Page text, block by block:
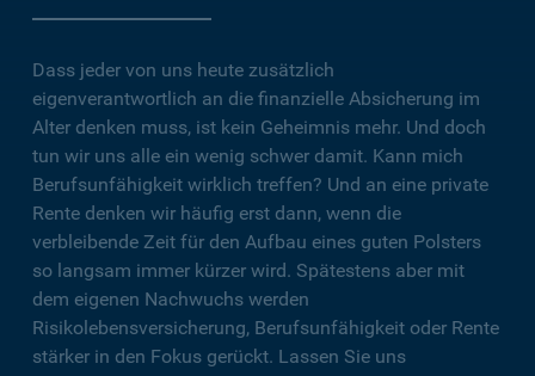
Dass jeder von uns heute zusätzlich
eigenverantwortlich an die finanzielle Absicherung im
Alter denken muss, ist kein Geheimnis mehr. Und doch
tun wir uns alle ein wenig schwer damit. Kann mich
Berufsunfähigkeit wirklich treffen? Und an eine private
Rente denken wir häufig erst dann, wenn die
verbleibende Zeit für den Aufbau eines guten Polsters
so langsam immer kürzer wird. Spätestens aber mit
dem eigenen Nachwuchs werden
Risikolebensversicherung, Berufsunfähigkeit oder Rente
stärker in den Fokus gerückt. Lassen Sie uns